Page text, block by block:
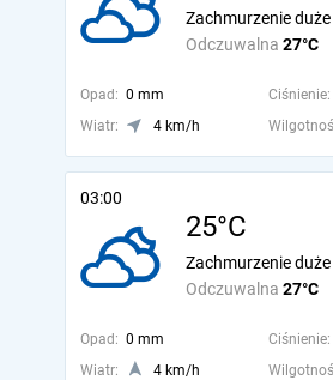
Odczuwalna 27°C
Zachmurzenie duże
Opad: 0 mm Ciśnienie:
Wiatr:
4 km/h
03:00
25°C
Odczuwalna 27°C
Zachmurzenie duże
Opad: 0 mm Ciśnienie:
Wiatr:
4 km/h